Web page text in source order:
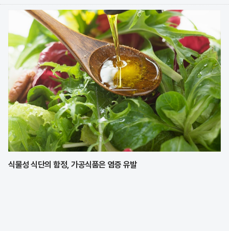
을 보였으나, 최종적으로 구단과
식물성 식단의 함정, 가공식품은 염증 유발